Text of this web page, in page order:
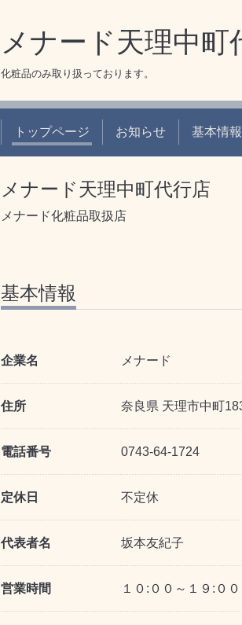
メナード天理中町
化粧品のみ取り扱っております。
トップページ お知らせ 基本情報
メナード天理中町代行店
メナード化粧品取扱店
基本情報
企業名 メナード
住所 奈良県 天理市中町
電話番号 0743-64-1724
定休日 不定休
代表者名 坂本友紀子
営業時間 １０:００～１９:０